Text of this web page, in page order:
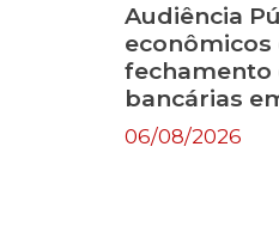
Audiência
econômicos
fechamento
bancárias
06/08/2026